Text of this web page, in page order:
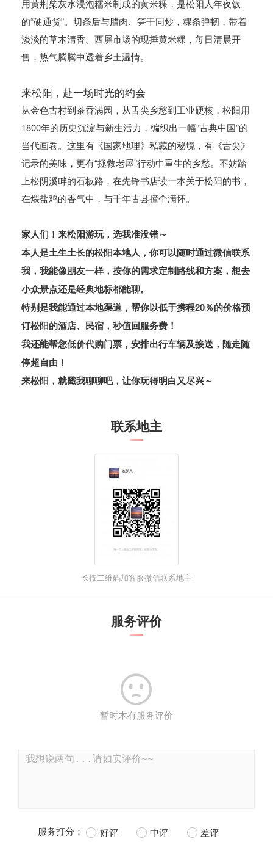
用黄荆柴灰水浸泡糯米制成的黄米粿，是松阳人年夜饭
的“硬通货”。切条后与腊肉、笋干同炒，粿条弹韧，带着
淡淡的草木清香。西屏市场的现捶黄米粿，每日清晨开
售，热气腾腾中透着乡土温情。
来松阳，赴一场时光的约会
从金色古村到茶香满园，从舌尖乡愁到工业硬核，松阳用
1800年的历史沉淀与新生活力，编织出一幅“古典中国”的
当代画卷。这里有《国家地理》私藏的秘境，有《舌尖》
记录的美味，更有“拯救老屋”行动中重生的乡愁。不妨踏
上松阴溪畔的石板路，在先锋书店读一本关于松阳的书，
在煨盐鸡的香气中，与千年古县撞个满怀。
家人们！来松阳游玩，选我准没错～
本人是土生土长的松阳本地人，你可以随时通过微信联系
我，我能像朋友一样，按你的需求定制路线和方案，想去
小众景点还是经典地标都能聊。
特别是我能通过本地渠道，帮你以低于携程20％的价格预
订松阳的酒店、民宿，秒值回服务费！
我还能帮您低价代购门票，安排出行车辆及接送，随走随
停超自由！
来松阳，就戳我聊聊吧，让你玩得明白又尽兴～
联系地主
长按二维码加客服微信联系地主
服务评价

暂时木有服务评价
服务打分： 好评 中评 差评